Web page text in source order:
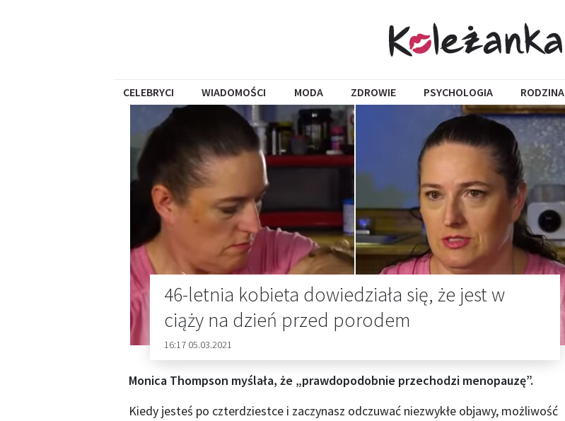
CELEBRYCI WIADOMOŚCI MODA ZDROWIE PSYCHOLOGIA RODZINA
46-letnia kobieta dowiedziała się, że jest w
ciąży na dzień przed porodem
16:17 05.03.2021
Monica Thompson myślała, że ​​„prawdopodobnie przechodzi menopauzę”.
Kiedy jesteś po czterdziestce i zaczynasz odczuwać niezwykłe objawy, możliwość